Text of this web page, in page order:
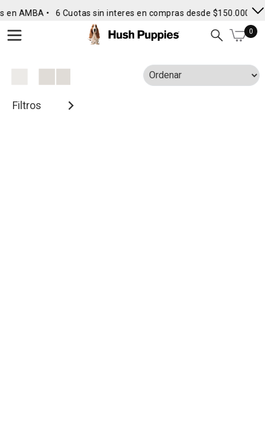
en AMBA • 6 Cuotas sin interes en compras desde $150.000 •
0
Filtros